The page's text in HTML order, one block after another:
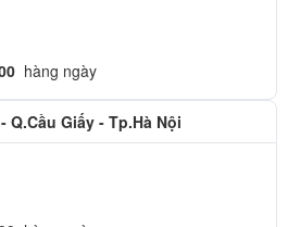
sâu đầy ấn tượng phản chiếu qua lớp
vỏ kính cũng giúp cho iPhone XR có
nhiều màu sắc đang chờ bạn lựa
đen, xanh. Không chỉ đẹp, iPhone XR
chống nước, mang tới sự yên tâm
ID nâng cao
hàng ngày
Q.Cầu Giấy - Tp.Hà Nội